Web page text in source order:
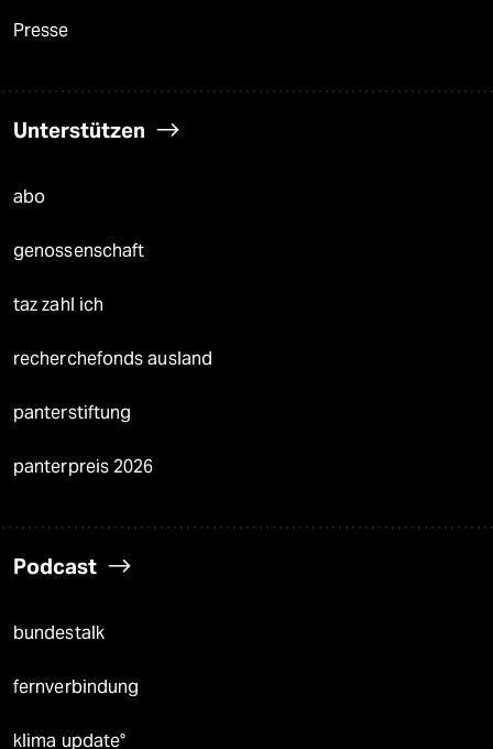
Presse
Unterstützen
abo
genossenschaft
taz zahl ich
recherchefonds ausland
panterstiftung
panterpreis 2026
Podcast
bundestalk
fernverbindung
klima update°